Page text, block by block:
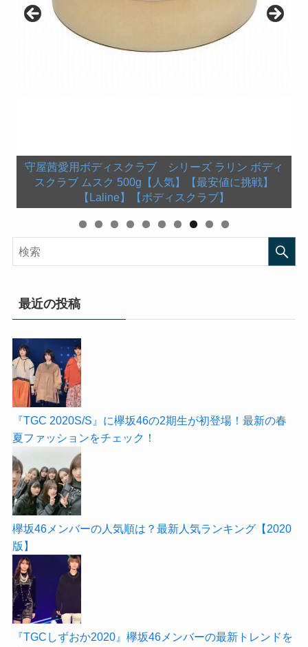
【中古】タオル・手ぬぐい(女性) 欅坂46 ツアー箱推
しマフラータオル 「欅坂46 全国ツアー2017 真っ白
なものは汚したくなる」
欅坂461st Anniversary ペンライト（スティックライ
ト）【新品】
菅井友香愛用サプリ ジャパンアルジェ 海洋深層水ス
ピルリナブレンド スピルリナ100％ 2200粒
志田愛佳愛用シャンプー スリー THREE スキャルプ
＆ヘアリファイニングシャンプー ポンプ付き 300ml
[600801]
志田愛佳愛用コンディショナー スリー THREE スキ
ャルプ＆ヘアリファイニングコンディショナー 200g
[600818]
守屋茜愛用バスソルト 【KNEIPP(クナイプ)】バスソ
ルト ワコルダー＜杜松＞の香り 850g
守屋茜愛用バスオイル ポール・シェリー PAUL
SCERRI シルエット リラクシング バスオイ
ル 150mL【ポールシェリー バスオイル】
守屋茜愛用ボディスクラブ シリーズ ラリン ボディ
スクラブ ムスク 500g【人気】【最安値に挑戦】
【Laline】【ボディスクラブ】
土生瑞穂使用チーク 花王ソフィーナ AUBE couture
オーブクチュール ぽんぽんチーク オレンジ 433
欅坂46 新衣装の靴 Dr.Martens1460 8HOLE
BOOT SMOOTH BLACK【レースアップブーツ】
0
最近の投稿
『TGC 2020S/S』に欅坂46の2期生が初登場！最新の春
夏ファッションをチェック！
欅坂46メンバーの人気順は？最新人気ランキング【2020
版】
『TGCしずおか2020』欅坂46メンバーの最新トレンドを